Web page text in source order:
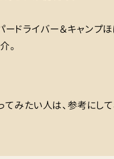
ードライバー＆キャン
。
てみたい人は、参考にして